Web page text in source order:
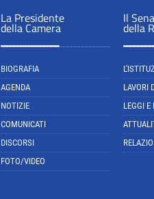
La Presidente
della Camera
BIOGRAFIA
AGENDA
NOTIZIE
COMUNICATI
DISCORSI
FOTO/VIDEO
Il
della
LAVORI
LEGGI E